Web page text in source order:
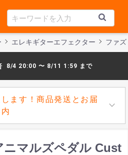
エレキギターエフェクター ファズ
8/4 20:00 〜 8/11 1:59 まで
ます！商品発送とお届
マルズペダル Cust